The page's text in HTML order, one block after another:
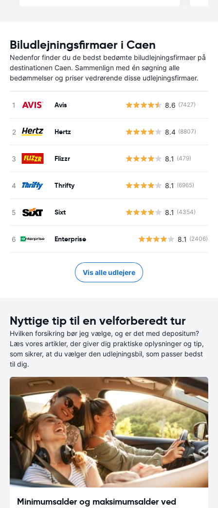
Biludlejningsfirmaer i Caen
Nedenfor finder du de bedst bedømte biludlejningsfirmaer på
destinationen Caen. Sammenlign med én søgning alle
bedømmelser og priser vedrørende disse udlejningsfirmaer.
Avis 8.6 (7427)
Hertz 8.4 (8807)
Flizzr 8.1 (479)
Thrifty 8.1 (6965)
Sixt 8.1 (4354)
Enterprise 8.1 (2406)
Vis alle udlejere
Nyttige tip til en velforberedt tur
Hvilken forsikring bør jeg vælge, og er det med depositum?
Læs vores artikler, der giver dig praktiske oplysninger og tip,
som sikrer, at du vælger den udlejningsbil, som passer bedst
til dig.
Minimumsalder og maksimumsalder ved